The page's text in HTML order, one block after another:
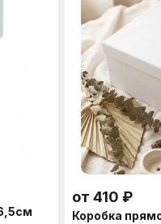
от 410 ₽
Коробка